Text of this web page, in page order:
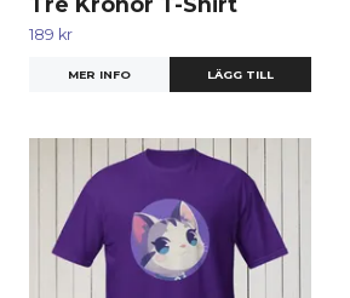
189 kr
MER INFO LÄGG TILL